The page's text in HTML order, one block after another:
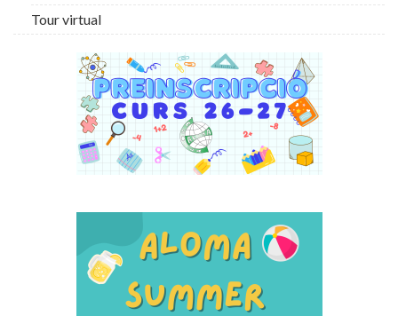
Tour virtual